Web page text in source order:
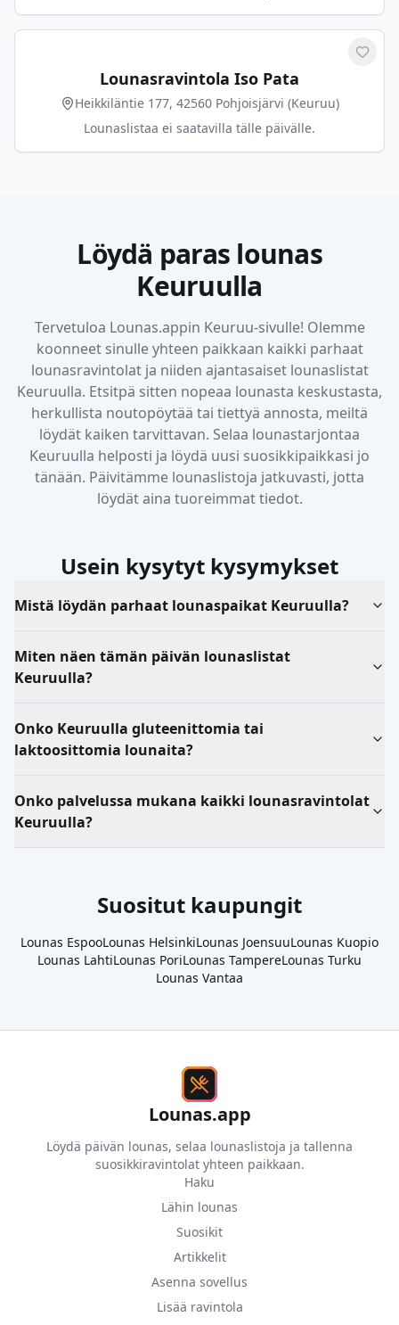
Lounasravintola Iso Pata
Heikkiläntie 177, 42560 Pohjoisjärvi (Keuruu)
Lounaslistaa ei saatavilla tälle päivälle.
Löydä paras lounas
Keuruulla
Tervetuloa Lounas.appin Keuruu-sivulle! Olemme
koonneet sinulle yhteen paikkaan kaikki parhaat
lounasravintolat ja niiden ajantasaiset lounaslistat
Keuruulla. Etsitpä sitten nopeaa lounasta keskustasta,
herkullista noutopöytää tai tiettyä annosta, meiltä
löydät kaiken tarvittavan. Selaa lounastarjontaa
Keuruulla helposti ja löydä uusi suosikkipaikkasi jo
tänään. Päivitämme lounaslistoja jatkuvasti, jotta
löydät aina tuoreimmat tiedot.
Usein kysytyt kysymykset
Mistä löydän parhaat lounaspaikat Keuruulla?
Miten näen tämän päivän lounaslistat
Keuruulla?
Onko Keuruulla gluteenittomia tai
laktoosittomia lounaita?
Onko palvelussa mukana kaikki lounasravintolat
Keuruulla?
Suositut kaupungit
Lounas EspooLounas HelsinkiLounas JoensuuLounas Kuopio
Lounas LahtiLounas PoriLounas TampereLounas Turku
Lounas Vantaa
Lounas.app
Löydä päivän lounas, selaa lounaslistoja ja tallenna
suosikkiravintolat yhteen paikkaan.
Haku
Lähin lounas
Suosikit
Artikkelit
Asenna sovellus
Lisää ravintola